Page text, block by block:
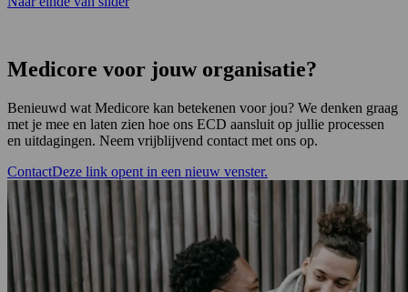
Medicore voor jouw organisatie?
Benieuwd wat Medicore kan betekenen voor jou? We denken graag
met je mee en laten zien hoe ons ECD aansluit op jullie processen
en uitdagingen. Neem vrijblijvend contact met ons op.
ContactDeze link opent in een nieuw venster.